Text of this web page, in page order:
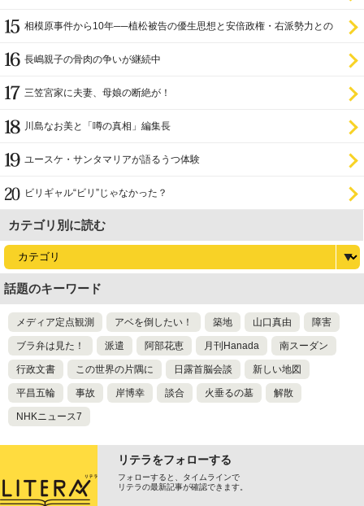
相模原事件から10年──植松被告の優生思想と安倍政権・右派勢力との
長嶋親子の骨肉の争いが継続中
三笠宮家に夫妻、母娘の断絶が！
川島なお美と「噂の真相」編集長
ユースケ・サンタマリアが語るうつ体験
ビリギャル“ビリ”じゃなかった？
カテゴリ別に読む
話題のキーワード
メディア定点観測 アベを倒したい！ 築地 山口真由 障害
ブラ弁は見た！ 派遣 阿部花恵 月刊Hanada 南スーダン
行政文書 この世界の片隅に 日露首脳会談 新しい地図
平昌五輪 事故 岸博幸 談合 火垂るの墓 解散
NHKニュース7
リテラをフォローする
フォローすると、タイムラインで
リテラの最新記事が確認できます。